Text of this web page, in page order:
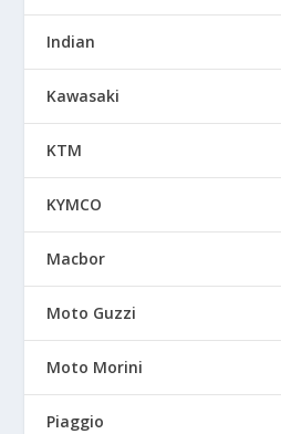
Indian
Kawasaki
KTM
KYMCO
Macbor
Moto Guzzi
Moto Morini
Piaggio